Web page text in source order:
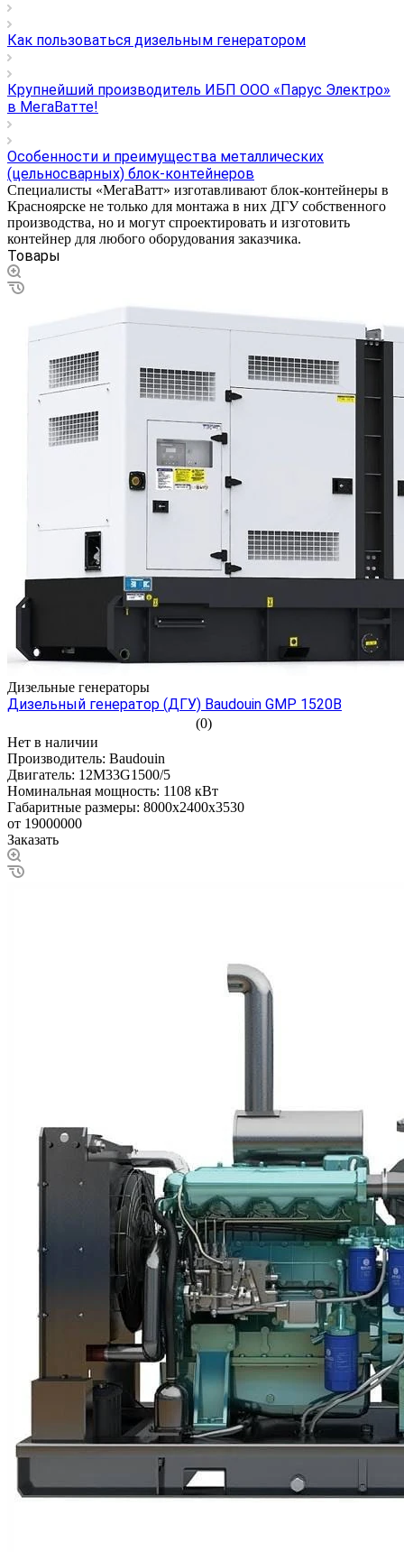
Как пользоваться дизельным генератором
Крупнейший производитель ИБП ООО «Парус Электро»
в МегаВатте!
Особенности и преимущества металлических
(цельносварных) блок-контейнеров
Специалисты «МегаВатт» изготавливают блок-контейнеры в
Красноярске не только для монтажа в них ДГУ собственного
производства, но и могут спроектировать и изготовить
контейнер для любого оборудования заказчика.
Товары
Дизельные генераторы
Дизельный генератор (ДГУ) Baudouin GMP 1520B
(0)
Нет в наличии
Производитель: Baudouin
Двигатель: 12M33G1500/5
Номинальная мощность: 1108 кВт
Габаритные размеры: 8000x2400x3530
от 19000000
Заказать